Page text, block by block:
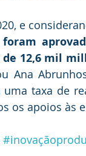
e
foram
12,6 mil
Ana
uma taxa de
os apoios às